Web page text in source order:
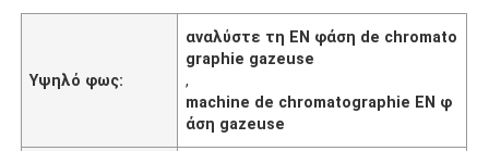
Υψηλό φως:
αναλύστε τη EN φάση de chromato
graphie gazeuse
,
machine de chromatographie EN φ
άση gazeuse